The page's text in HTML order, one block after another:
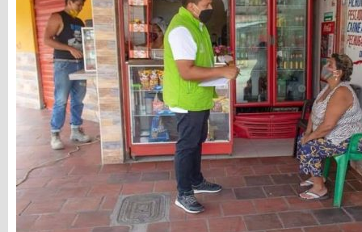
wp-